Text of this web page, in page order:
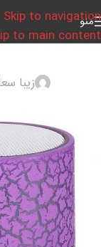
Skip to navigation
to main content
منو
زیبا